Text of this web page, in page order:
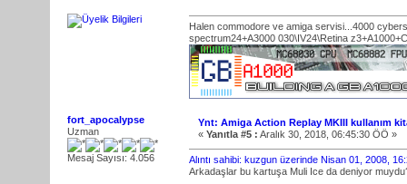
Halen commodore ve amiga servisi...4000
spectrum24+A3000 030\IV24\Retina
fort_apocalypse
Uzman
Mesaj Sayısı: 4.056
Ynt: Amiga Action Replay MKIII kullanım
« Yanıtla #5 : Aralık 30, 2018, 06:45:30 ÖÖ »
Alıntı sahibi: kuzgun üzerinde Nisan 01, 2008,
Arkadaşlar bu kartuşa Muli Ice da deniyor